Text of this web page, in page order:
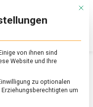
Online-
Magazin
zu
&
Ernährung
Mit
von ihnen sind
Website und Ihre
zu optionalen
um